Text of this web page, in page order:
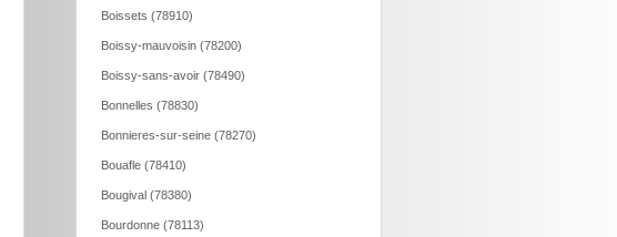
Boissets (78910)
Boissy-mauvoisin (78200)
Boissy-sans-avoir (78490)
Bonnelles (78830)
Bonnieres-sur-seine (78270)
Bouafle (78410)
Bougival (78380)
Bourdonne (78113)